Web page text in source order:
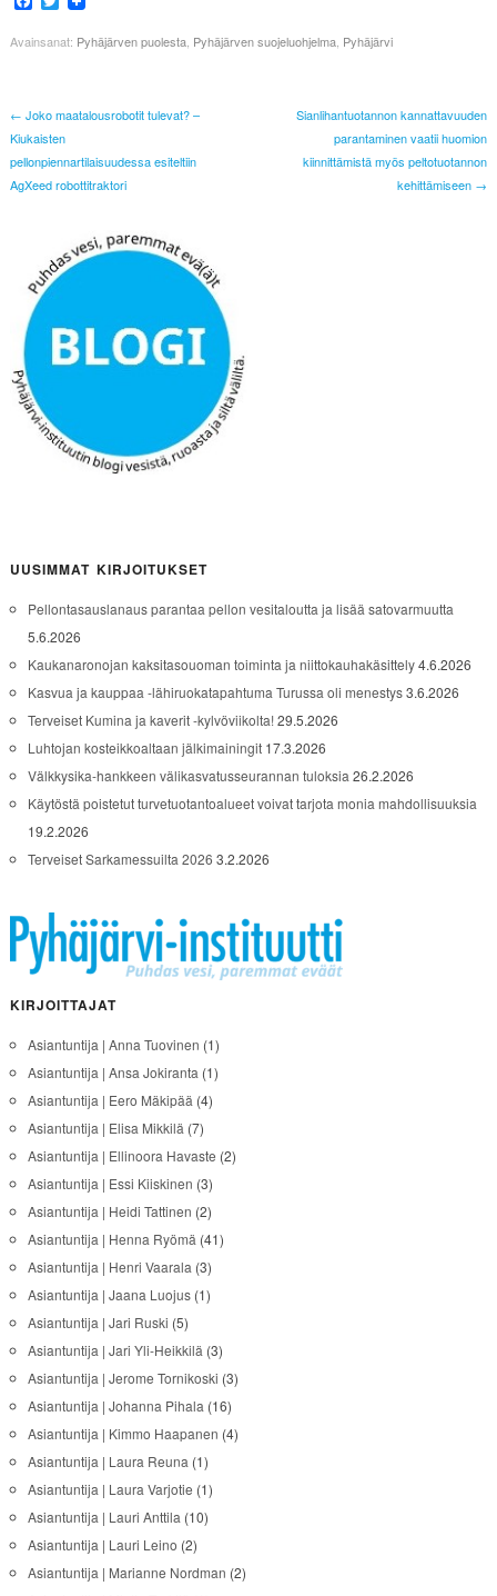
Avainsanat: Pyhäjärven puolesta, Pyhäjärven suojeluohjelma, Pyhäjärvi
← Joko maatalousrobotit tulevat? –
Kiukaisten
pellonpiennartilaisuudessa esiteltiin
AgXeed robottitraktori
Sianlihantuotannon kannattavuuden
parantaminen vaatii huomion
kiinnittämistä myös peltotuotannon
kehittämiseen →
UUSIMMAT KIRJOITUKSET
Pellontasauslanaus parantaa pellon vesitaloutta ja lisää satovarmuutta
5.6.2026
Kaukanaronojan kaksitasouoman toiminta ja niittokauhakäsittely4.6.2026
Kasvua ja kauppaa -lähiruokatapahtuma Turussa oli menestys3.6.2026
Terveiset Kumina ja kaverit -kylvöviikolta!29.5.2026
Luhtojan kosteikkoaltaan jälkimainingit 17.3.2026
Välkkysika-hankkeen välikasvatusseurannan tuloksia26.2.2026
Käytöstä poistetut turvetuotantoalueet voivat tarjota monia mahdollisuuksia
19.2.2026
Terveiset Sarkamessuilta 2026 3.2.2026
KIRJOITTAJAT
Asiantuntija | Anna Tuovinen (1)
Asiantuntija | Ansa Jokiranta(1)
Asiantuntija | Eero Mäkipää(4)
Asiantuntija | Elisa Mikkilä(7)
Asiantuntija | Ellinoora Havaste (2)
Asiantuntija | Essi Kiiskinen (3)
Asiantuntija | Heidi Tattinen (2)
Asiantuntija | Henna Ryömä(41)
Asiantuntija | Henri Vaarala(3)
Asiantuntija | Jaana Luojus(1)
Asiantuntija | Jari Ruski (5)
Asiantuntija | Jari Yli-Heikkilä(3)
Asiantuntija | Jerome Tornikoski (3)
Asiantuntija | Johanna Pihala(16)
Asiantuntija | Kimmo Haapanen (4)
Asiantuntija | Laura Reuna(1)
Asiantuntija | Laura Varjotie (1)
Asiantuntija | Lauri Anttila(10)
Asiantuntija | Lauri Leino (2)
Asiantuntija | Marianne Nordman (2)